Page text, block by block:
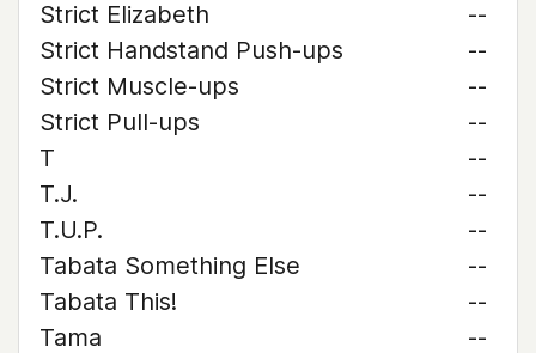
Strict Elizabeth
--
Strict Handstand Push-ups
--
Strict Muscle-ups
--
Strict Pull-ups
--
T
--
T.J.
--
T.U.P.
--
Tabata Something Else
--
Tabata This!
--
Tama
--